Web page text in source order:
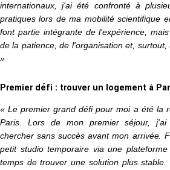
internationaux, j'ai été confronté à
pratiques lors de ma mobilité scientifique
font partie intégrante de l'expérience,
de la patience, de l'organisation et, surtout,
»
Premier défi : trouver un logement à
« Le premier grand défi pour moi a été la
Paris. Lors de mon premier séjour,
chercher sans succès avant mon arrivée.
petit studio temporaire via une
temps de trouver une solution plus